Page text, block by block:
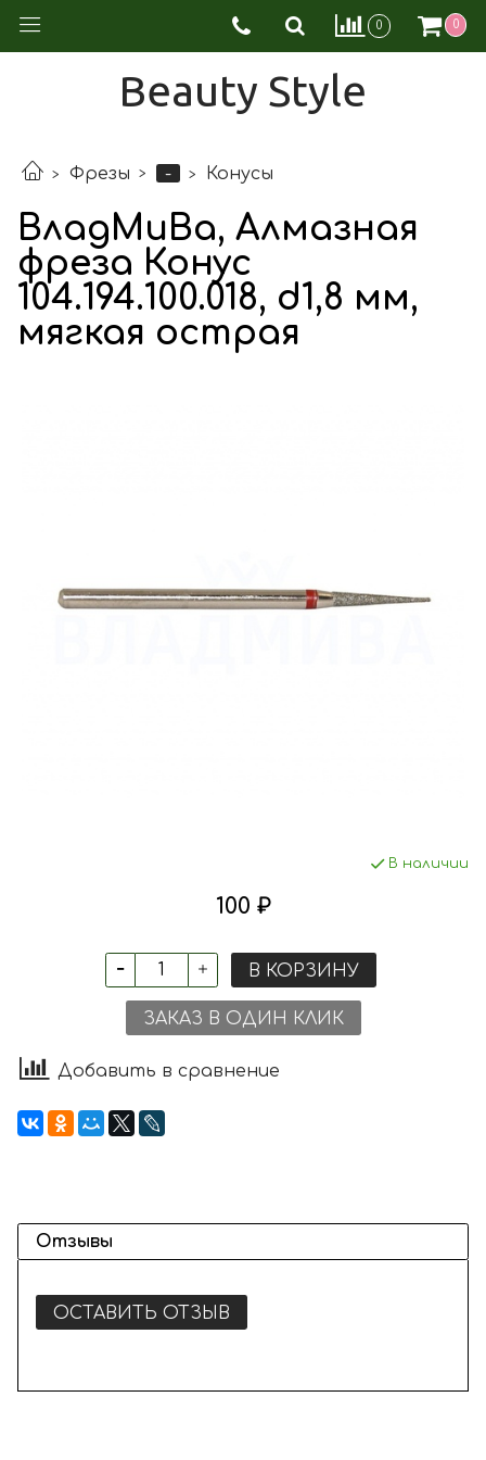
0 0
Beauty Style
Фрезы - Конусы
ВладМиВа, Алмазная
фреза Конус
104.194.100.018, d1,8 мм,
мягкая острая
В наличии
100 ₽
В КОРЗИНУ
ЗАКАЗ В ОДИН КЛИК
Добавить в сравнение
Отзывы
ОСТАВИТЬ ОТЗЫВ